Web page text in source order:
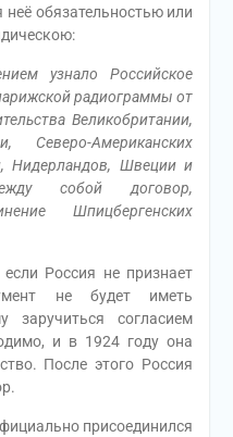
неё обязательностью или
узнало Российское
радиограммы от
Великобритании,
Американских
Нидерландов, Швеции и
собой договор,
Шпицбергенских
Россия не признает
не будет иметь
заручиться согласием
и в 1924 году она
После этого Россия
присоединился